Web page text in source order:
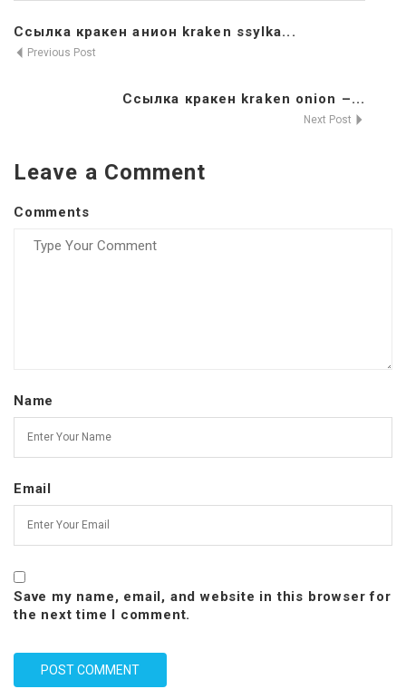
Ссылка кракен анион kraken ssylka...
Previous Post
Ссылка кракен kraken onion –...
Next Post
Leave a Comment
Comments
Name
Email
Save my name, email, and website in this browser for
the next time I comment.